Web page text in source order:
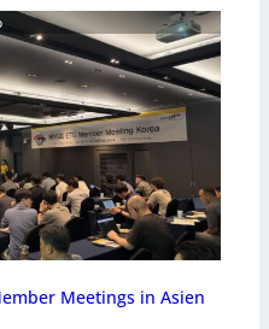
Meetings in Asien